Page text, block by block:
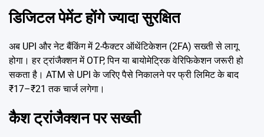
डिजिटल पेमेंट होंगे ज्यादा सुरक्षित
अब UPI और नेट बैंकिंग में 2-फैक्टर ऑथेंटिकेशन (2FA) सख्ती से लागू
होगा। हर ट्रांजैक्शन में OTP, पिन या बायोमेट्रिक वेरिफिकेशन जरूरी हो
सकता है। ATM से UPI के जरिए पैसे निकालने पर फ्री लिमिट के बाद
₹17–₹21 तक चार्ज लगेगा।
कैश ट्रांजैक्शन पर सख्ती